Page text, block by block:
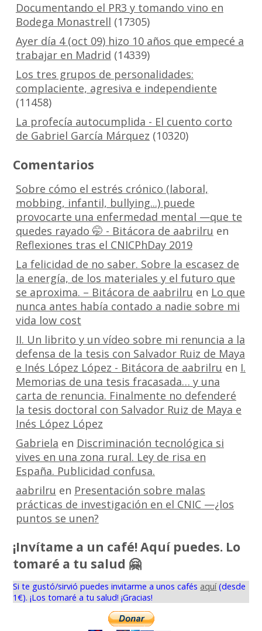
Documentando el PR3 y tomando vino en
Bodega Monastrell (17305)
Ayer día 4 (oct 09) hizo 10 años que empecé a
trabajar en Madrid (14339)
Los tres grupos de personalidades:
complaciente, agresiva e independiente
(11458)
La profecía autocumplida - El cuento corto
de Gabriel García Márquez (10320)
Comentarios
Sobre cómo el estrés crónico (laboral,
mobbing, infantil, bullying...) puede
provocarte una enfermedad mental —que te
quedes rayado 🤭 - Bitácora de aabrilru en
Reflexiones tras el CNICPhDay 2019
La felicidad de no saber. Sobre la escasez de
la energía, de los materiales y el futuro que
se aproxima. – Bitácora de aabrilru en Lo que
nunca antes había contado a nadie sobre mi
vida low cost
II. Un librito y un vídeo sobre mi renuncia a la
defensa de la tesis con Salvador Ruiz de Maya
e Inés López López - Bitácora de aabrilru en I.
Memorias de una tesis fracasada… y una
carta de renuncia. Finalmente no defenderé
la tesis doctoral con Salvador Ruiz de Maya e
Inés López López
Gabriela en Discriminación tecnológica si
vives en una zona rural. Ley de risa en
España. Publicidad confusa.
aabrilru en Presentación sobre malas
prácticas de investigación en el CNIC —¿los
puntos se unen?
¡Invítame a un café! Aquí puedes. Lo
tomaré a tu salud 🤗
Si te gustó/sirvió puedes invitarme a unos cafés aquí(desde
1€). ¡Los tomaré a tu salud! ¡Gracias!